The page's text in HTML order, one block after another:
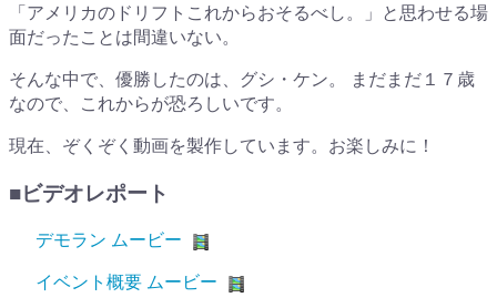
「アメリカのドリフトこれからおそるべし。」と思わせる場
面だったことは間違いない。
そんな中で、優勝したのは、グシ・ケン。 まだまだ１７歳
なので、これからが恐ろしいです。
現在、ぞくぞく動画を製作しています。お楽しみに！
■ビデオレポート
デモラン ムービー
イベント概要 ムービー